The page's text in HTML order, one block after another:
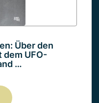
Über den
dem UFO-
…